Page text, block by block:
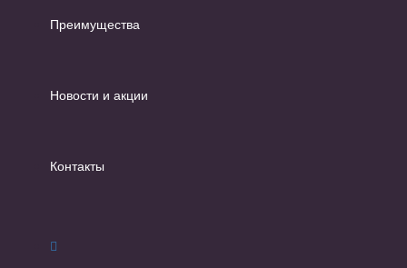
Преимущества
Новости и акции
Контакты